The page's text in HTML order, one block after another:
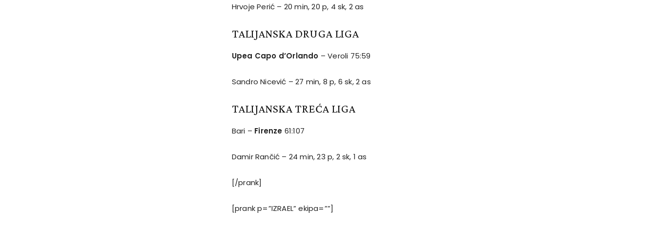
Hrvoje Perić – 20 min, 20 p, 4 sk, 2 as
TALIJANSKA DRUGA LIGA
Upea Capo d’Orlando – Veroli 75:59
Sandro Nicević – 27 min, 8 p, 6 sk, 2 as
TALIJANSKA TREĆA LIGA
Bari – Firenze 61:107
Damir Rančić – 24 min, 23 p, 2 sk, 1 as
[/prank]
[prank p=”IZRAEL” ekipa=””]